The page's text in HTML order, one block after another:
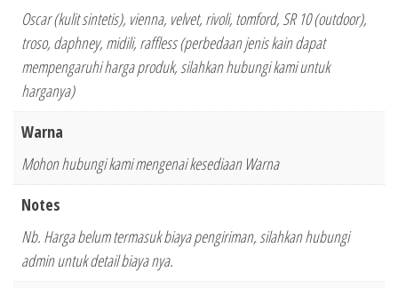
Oscar (kulit sintetis), vienna, velvet, rivoli, tomford, SR 10 (outdoor),
troso, daphney, midili, raffless (perbedaan jenis kain dapat
mempengaruhi harga produk, silahkan hubungi kami untuk
harganya)
Warna
Mohon hubungi kami mengenai kesediaan Warna
Notes
Nb. Harga belum termasuk biaya pengiriman, silahkan hubungi
admin untuk detail biaya nya.